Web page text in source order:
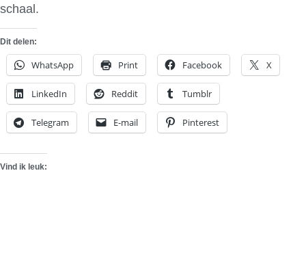
schaal.
Dit delen:
WhatsApp Print Facebook X
LinkedIn Reddit Tumblr
Telegram E-mail Pinterest
Vind ik leuk: